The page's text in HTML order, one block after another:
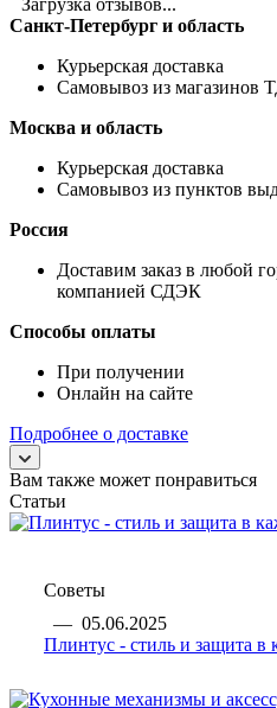
Загрузка отзывов...
Санкт-Петербург и область
Курьерская доставка
Самовывоз из магазинов
Москва и область
Курьерская доставка
Самовывоз из пунктов
Россия
Доставим заказ в любой
компанией СДЭК
Способы оплаты
При получении
Онлайн на сайте
Подробнее о доставке
Вам также может понравиться
Статьи
Советы
— 05.06.2025
Плинтус - стиль и защита в